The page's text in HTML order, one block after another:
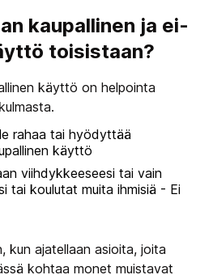
kaupallinen ja ei-
toisistaan?
käyttö on helpointa
rahaa tai hyödyttää
käyttö
viihdykkeeseesi tai vain
tai koulutat muita ihmisiä - Ei
kun ajatellaan asioita, joita
kohtaa monet muistavat